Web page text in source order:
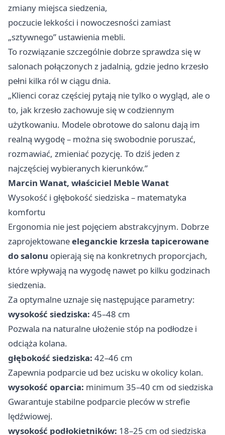
zmiany miejsca siedzenia,
poczucie lekkości i nowoczesności zamiast
„sztywnego” ustawienia mebli.
To rozwiązanie szczególnie dobrze sprawdza się w
salonach połączonych z jadalnią, gdzie jedno krzesło
pełni kilka ról w ciągu dnia.
„Klienci coraz częściej pytają nie tylko o wygląd, ale o
to, jak krzesło zachowuje się w codziennym
użytkowaniu. Modele obrotowe do salonu dają im
realną wygodę – można się swobodnie poruszać,
rozmawiać, zmieniać pozycję. To dziś jeden z
najczęściej wybieranych kierunków.”
Marcin Wanat, właściciel Meble Wanat
Wysokość i głębokość siedziska – matematyka
komfortu
Ergonomia nie jest pojęciem abstrakcyjnym. Dobrze
zaprojektowaneeleganckie krzesła tapicerowane
do salonu opierają się na konkretnych proporcjach,
które wpływają na wygodę nawet po kilku godzinach
siedzenia.
Za optymalne uznaje się następujące parametry:
wysokość siedziska: 45–48 cm
Pozwala na naturalne ułożenie stóp na podłodze i
odciąża kolana.
głębokość siedziska: 42–46 cm
Zapewnia podparcie ud bez ucisku w okolicy kolan.
wysokość oparcia: minimum 35–40 cm od siedziska
Gwarantuje stabilne podparcie pleców w strefie
lędźwiowej.
wysokość podłokietników: 18–25 cm od siedziska